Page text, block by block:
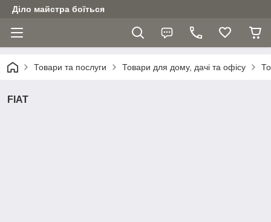
Діло майстра боїться
Товари та послуги Товари для дому, дачі та офісу
FIAT